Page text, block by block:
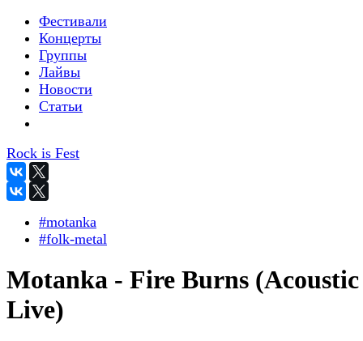
Фестивали
Концерты
Группы
Лайвы
Новости
Статьи
Rock is Fest
#motanka
#folk-metal
Motanka - Fire Burns (Acoustic
Live)